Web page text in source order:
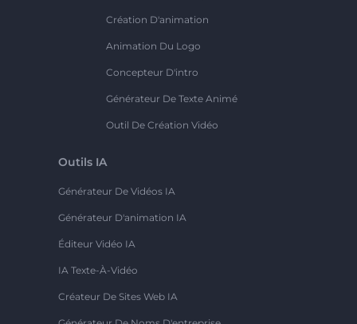
Création D'animation
Animation Du Logo
Concepteur D'intro
Générateur De Texte Animé
Outil De Création Vidéo
Outils IA
Générateur De Vidéos IA
Générateur D'animation IA
Éditeur Vidéo IA
IA Texte-À-Vidéo
Créateur De Sites Web IA